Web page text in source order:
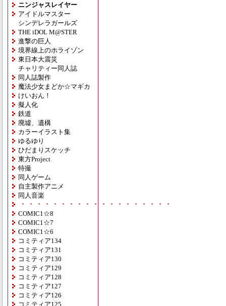
ニンジャスレイヤー
アイドルマスター
シンデレラガールズ
THE iDOL M@STER
進撃の巨人
境界線上のホライゾン
東日本大震災
チャリティー同人誌
同人誌製作
魔法少女まどか☆マギカ
けいおん！
擬人化
鉄道
廃墟、遺構
カラーイラスト集
ゆるゆり
ひだまりスケッチ
東方Project
特撮
同人ゲーム
自主製作アニメ
同人音楽
・・・・・・・・・・・・・・・・・・・
COMIC1☆8
COMIC1☆7
COMIC1☆6
コミティア134
コミティア131
コミティア130
コミティア129
コミティア128
コミティア127
コミティア126
コミティア125